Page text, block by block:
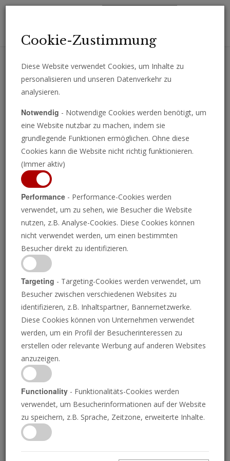
Erhalten Sie wichtige Analysen, Kommentare und Nachrichten
Die katholische Kirche als
moralischer Leitfaden für KI?
Veröffentlicht am 29. Mai 2026 • 10 Minuten
seconds
seconds
Download MP3 (9.68 Mb)
Transkript
der Entwicklung der künstlichen Intelligenz sein. Das Thema ist
ihm so wichtig, dass er am 25. Mai seine erste Enzyklika dazu
veröffentlichte. Er brach mit der Tradition, indem er der
Präsentation seiner Enzyklika persönlich beiwohnte und eine
Ansprache hielt. Außerdem lud er Christopher Olah ein, den
Mitbegründer von Anthropic, einem der weltweit führenden KI-
Unternehmen.
Der erste Satz der
Die von Gott geschaffene großartige Menschheit steht heute
Cookie-Zustimmung
Diese Website verwendet Cookies, um Inhalte zu
personalisieren und unseren Datenverkehr zu
analysieren.
Notwendig - Notwendige Cookies werden benötigt, um
eine Website nutzbar zu machen, indem sie
grundlegende Funktionen ermöglichen. Ohne diese
Cookies kann die Website nicht richtig funktionieren.
(Immer aktiv)
Performance - Performance-Cookies werden
verwendet, um zu sehen, wie Besucher die Website
nutzen, z.B. Analyse-Cookies. Diese Cookies können
nicht verwendet werden, um einen bestimmten
Besucher direkt zu identifizieren.
Targeting - Targeting-Cookies werden verwendet, um
Besucher zwischen verschiedenen Websites zu
identifizieren, z.B. Inhaltspartner, Bannernetzwerke.
Diese Cookies können von Unternehmen verwendet
werden, um ein Profil der Besucherinteressen zu
erstellen oder relevante Werbung auf anderen Websites
anzuzeigen.
Functionality - Funktionalitäts-Cookies werden
verwendet, um Besucherinformationen auf der Website
zu speichern, z.B. Sprache, Zeitzone, erweiterte Inhalte.